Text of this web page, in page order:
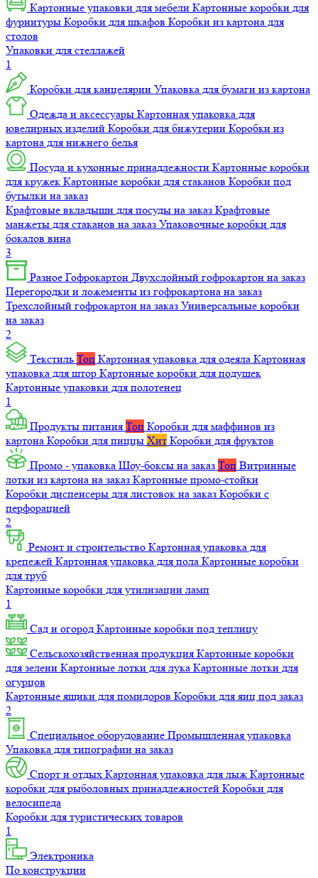
Картонные упаковки для мебели Картонные коробки для
фурнитуры Коробки для шкафов Коробки из картона для
столов
Упаковки для стеллажей
1
Коробки для канцелярии Упаковка для бумаги из картона
Одежда и аксессуары Картонная упаковка для
ювелирных изделий Коробки для бижутерии Коробки из
картона для нижнего белья
Посуда и кухонные принадлежности Картонные коробки
для кружек Картонные коробки для стаканов Коробки под
бутылки на заказ
Крафтовые вкладыши для посуды на заказ Крафтовые
манжеты для стаканов на заказ Упаковочные коробки для
бокалов вина
3
Разное Гофрокартон Двухслойный гофрокартон на заказ
Перегородки и ложементы из гофрокартона на заказ
Трехслойный гофрокартон на заказ Универсальные коробки
на заказ
2
Текстиль Топ Картонная упаковка для одеяла Картонная
упаковка для штор Картонные коробки для подушек
Картонные упаковки для полотенец
1
Продукты питания Топ Коробки для маффинов из
картона Коробки для пиццы Хит Коробки для фруктов
Промо - упаковка Шоу-боксы на заказ Топ Витринные
лотки из картона на заказ Картонные промо-стойки
Коробки диспенсеры для листовок на заказ Коробки с
перфорацией
2
Ремонт и строительство Картонная упаковка для
крепежей Картонная упаковка для пола Картонные коробки
для труб
Картонные коробки для утилизации ламп
1
Сад и огород Картонные коробки под теплицу
Сельскохозяйственная продукция Картонные коробки
для зелени Картонные лотки для лука Картонные лотки для
огурцов
Картонные ящики для помидоров Коробки для яиц под заказ
2
Специальное оборудование Промышленная упаковка
Упаковка для типографии на заказ
Спорт и отдых Картонная упаковка для лыж Картонные
коробки для рыболовных принадлежностей Коробки для
велосипеда
Коробки для туристических товаров
1
Электроника
По конструкции